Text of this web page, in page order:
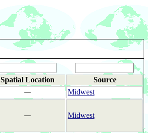
Spatial Location Source
―
Midwest
― Midwest